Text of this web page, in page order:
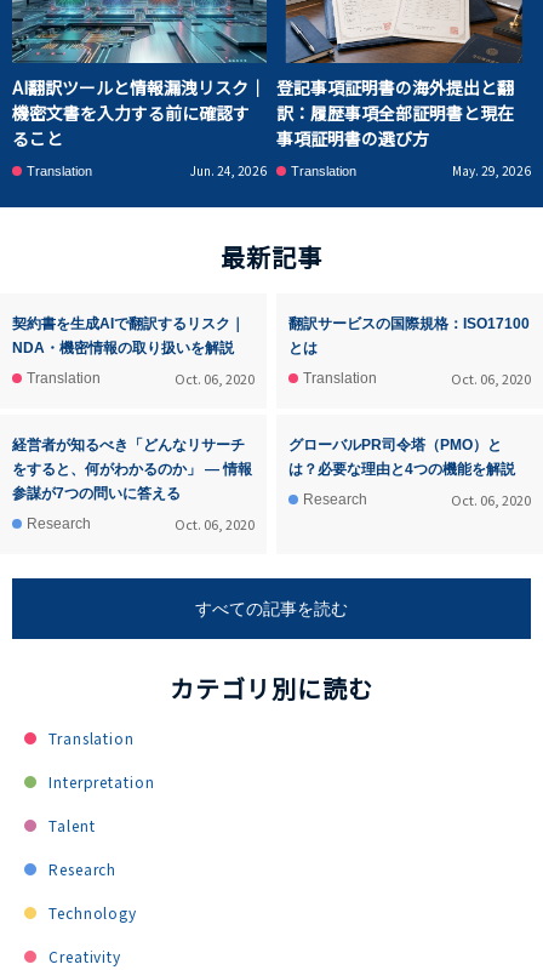
AI翻訳ツールと情報漏洩リスク｜
機密文書を入力する前に確認す
ること
Translation Jun. 24, 2026
登記事項証明書の海外提出と翻
訳：履歴事項全部証明書と現在
事項証明書の選び方
Translation May. 29, 2026
最新記事
契約書を生成AIで翻訳するリスク｜
NDA・機密情報の取り扱いを解説
Translation
Oct. 06, 2020
翻訳サービスの国際規格：ISO17100
とは
Translation
Oct. 06, 2020
経営者が知るべき「どんなリサーチ
をすると、何がわかるのか」 ― 情報
参謀が7つの問いに答える
Research
Oct. 06, 2020
グローバルPR司令塔（PMO）と
は？必要な理由と4つの機能を解説
Research
Oct. 06, 2020
すべての記事を読む
カテゴリ別に読む
Translation
Interpretation
Talent
Research
Technology
Creativity